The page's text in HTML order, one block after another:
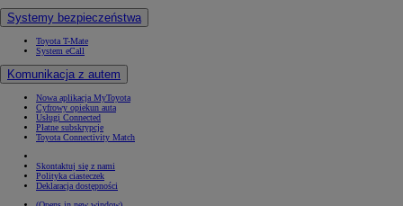
Systemy bezpieczeństwa
Toyota T-Mate
System eCall
Komunikacja z autem
Nowa aplikacja MyToyota
Cyfrowy opiekun auta
Usługi Connected
Płatne subskrypcje
Toyota Connectivity Match
Skontaktuj się z nami
Polityka ciasteczek
Deklaracja dostępności